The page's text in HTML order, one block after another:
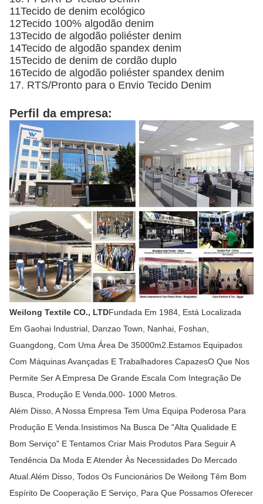
11Tecido de denim ecológico
12Tecido 100% algodão denim
13Tecido de algodão poliéster denim
14Tecido de algodão spandex denim
15Tecido de denim de cordão duplo
16Tecido de algodão poliéster spandex denim
17. RTS/Pronto para o Envio Tecido Denim
Perfil da empresa:
Weilong Textile CO., LTDFundada Em 1984, Está Localizada
Em Gaohai Industrial, Danzao Town, Nanhai, Foshan,
Guangdong, Com Uma Área De 35000m2.Estamos Equipados
Com Máquinas Avançadas E Trabalhadores CapazesO Que Nos
Permite Ser A Empresa De Grande Escala Com Integração De
Busca, Produção E Venda.000- 1000 Metros.
Além Disso, A Nossa Empresa Tem Uma Equipa Poderosa Para
Produção E Venda.Insistimos Na Busca De "alta Qualidade E
Bom Serviço" E Tentamos Criar Mais Produtos Para Seguir A
Tendência Da Moda E Atender Às Necessidades Do Mercado
Atual.Além Disso, Todos Os Funcionários De Weilong Têm Bom
Espírito De Cooperação E Serviço, Para Que Possamos Oferecer